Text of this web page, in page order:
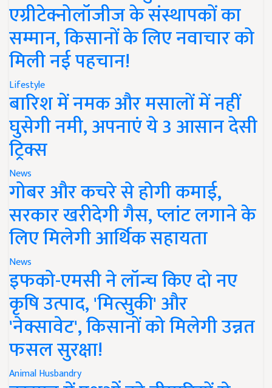
एग्रीटेक्नोलॉजीज के संस्थापकों का
सम्मान, किसानों के लिए नवाचार को
मिली नई पहचान!
Lifestyle
बारिश में नमक और मसालों में नहीं
घुसेगी नमी, अपनाएं ये 3 आसान देसी
ट्रिक्स
News
गोबर और कचरे से होगी कमाई,
सरकार खरीदेगी गैस, प्लांट लगाने के
लिए मिलेगी आर्थिक सहायता
News
इफको-एमसी ने लॉन्च किए दो नए
कृषि उत्पाद, 'मित्सुकी' और
'नेक्सावेट', किसानों को मिलेगी उन्नत
फसल सुरक्षा!
Animal Husbandry